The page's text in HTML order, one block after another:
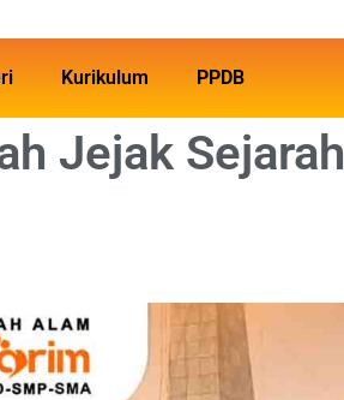
Kurikulum PPDB
Jejak Sejarah